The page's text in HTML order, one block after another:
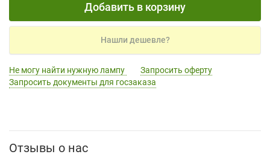
Добавить в корзину
Нашли дешевле?
Не могу найти нужную лампу
Запросить оферту
Запросить документы для госзаказа
Отзывы о нас